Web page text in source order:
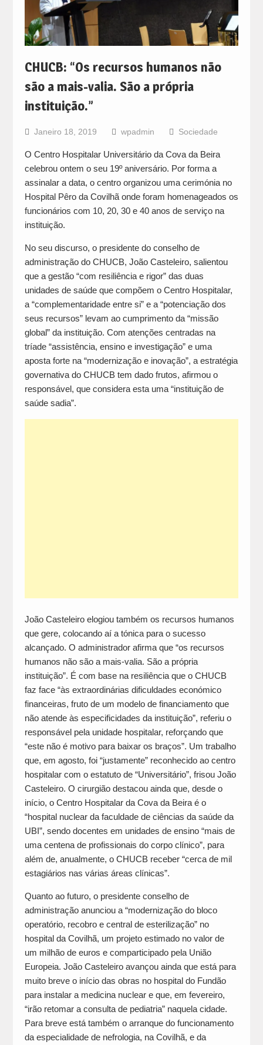
CHUCB: “Os recursos humanos não
são a mais-valia. São a própria
instituição.”
Janeiro 18, 2019 wpadmin Sociedade
O Centro Hospitalar Universitário da Cova da Beira
celebrou ontem o seu 19º aniversário. Por forma a
assinalar a data, o centro organizou uma cerimónia no
Hospital Pêro da Covilhã onde foram homenageados os
funcionários com 10, 20, 30 e 40 anos de serviço na
instituição.
No seu discurso, o presidente do conselho de
administração do CHUCB, João Casteleiro, salientou
que a gestão “com resiliência e rigor” das duas
unidades de saúde que compõem o Centro Hospitalar,
a “complementaridade entre si” e a “potenciação dos
seus recursos” levam ao cumprimento da “missão
global” da instituição. Com atenções centradas na
tríade “assistência, ensino e investigação” e uma
aposta forte na “modernização e inovação”, a estratégia
governativa do CHUCB tem dado frutos, afirmou o
responsável, que considera esta uma “instituição de
saúde sadia”.
João Casteleiro elogiou também os recursos humanos
que gere, colocando aí a tónica para o sucesso
alcançado. O administrador afirma que “os recursos
humanos não são a mais-valia. São a própria
instituição”. É com base na resiliência que o CHUCB
faz face “às extraordinárias dificuldades económico
financeiras, fruto de um modelo de financiamento que
não atende às especificidades da instituição”, referiu o
responsável pela unidade hospitalar, reforçando que
“este não é motivo para baixar os braços”. Um trabalho
que, em agosto, foi “justamente” reconhecido ao centro
hospitalar com o estatuto de “Universitário”, frisou João
Casteleiro. O cirurgião destacou ainda que, desde o
início, o Centro Hospitalar da Cova da Beira é o
“hospital nuclear da faculdade de ciências da saúde da
UBI”, sendo docentes em unidades de ensino “mais de
uma centena de profissionais do corpo clínico”, para
além de, anualmente, o CHUCB receber “cerca de mil
estagiários nas várias áreas clínicas”.
Quanto ao futuro, o presidente conselho de
administração anunciou a “modernização do bloco
operatório, recobro e central de esterilização” no
hospital da Covilhã, um projeto estimado no valor de
um milhão de euros e comparticipado pela União
Europeia. João Casteleiro avançou ainda que está para
muito breve o início das obras no hospital do Fundão
para instalar a medicina nuclear e que, em fevereiro,
“irão retomar a consulta de pediatria” naquela cidade.
Para breve está também o arranque do funcionamento
da especialidade de nefrologia, na Covilhã, e da